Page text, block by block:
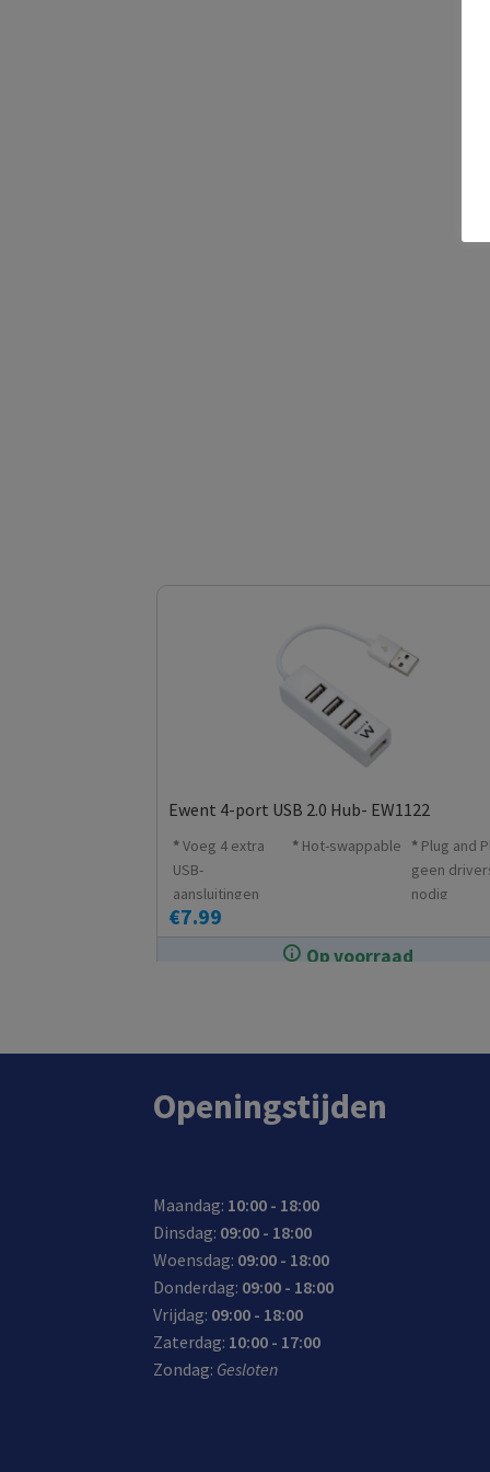
Op voorraad
Ewent 4-port USB 2.0 Hub- EW1122
€7.99
Voeg 4 extra
USB-
aansluitingen
toe aan je pc of
Hot-swappable
Plug and
geen
nodig
Openingstijden
Maandag: 10:00 - 18:00
Dinsdag: 09:00 - 18:00
Woensdag: 09:00 - 18:00
Donderdag: 09:00 - 18:00
Vrijdag: 09:00 - 18:00
Zaterdag: 10:00 - 17:00
Zondag: Gesloten